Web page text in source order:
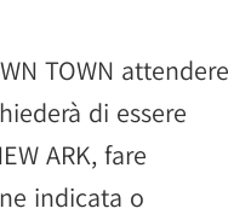
TOWN attendere
di essere
ARK, fare
indicata o